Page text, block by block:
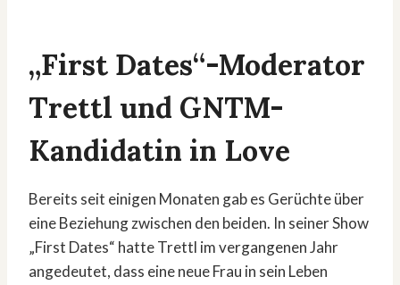
„First Dates“-Moderator
Trettl und GNTM-
Kandidatin in Love
Bereits seit einigen Monaten gab es Gerüchte über
eine Beziehung zwischen den beiden. In seiner Show
„First Dates“ hatte Trettl im vergangenen Jahr
angedeutet, dass eine neue Frau in sein Leben